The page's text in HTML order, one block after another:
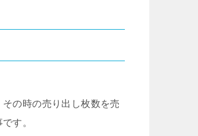
の時の売り出し枚数を売
す。